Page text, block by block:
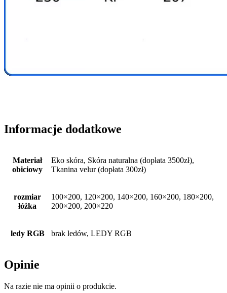
Informacje dodatkowe
Materiał
obiciowy
Eko skóra, Skóra naturalna (dopłata 3500zł),
Tkanina velur (dopłata 300zł)
rozmiar
łóżka
100×200, 120×200, 140×200, 160×200, 180×200,
200×200, 200×220
ledy RGB brak ledów, LEDY RGB
Opinie
Na razie nie ma opinii o produkcie.